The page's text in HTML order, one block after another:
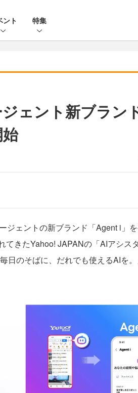
ント 特集
ェント新ブラン
ェントの新ブランド「Agent i」
きたYahoo! JAPANの「AIアシス
日のそばに、だれでも使えるAIを